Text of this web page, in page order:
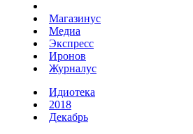
Магазинус
Медиа
Экспресс
Иронов
Журналус
Идиотека
2018
Декабрь